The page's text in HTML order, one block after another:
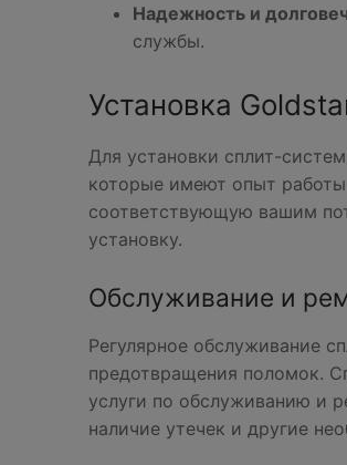
Надежность и
службы.
Установка
Для установки сплит-
которые имеют опыт
соответствующую вашим
установку.
Обслуживание и
Регулярное обслуживание
предотвращения поломок.
услуги по обслуживанию и
наличие утечек и другие